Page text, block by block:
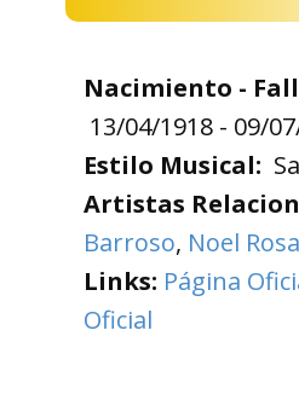
Nacimiento -
13/04/1918 - 09/
Estilo Musical:
Artistas
Barroso, Noel Rosa
Links: Página
Oficial